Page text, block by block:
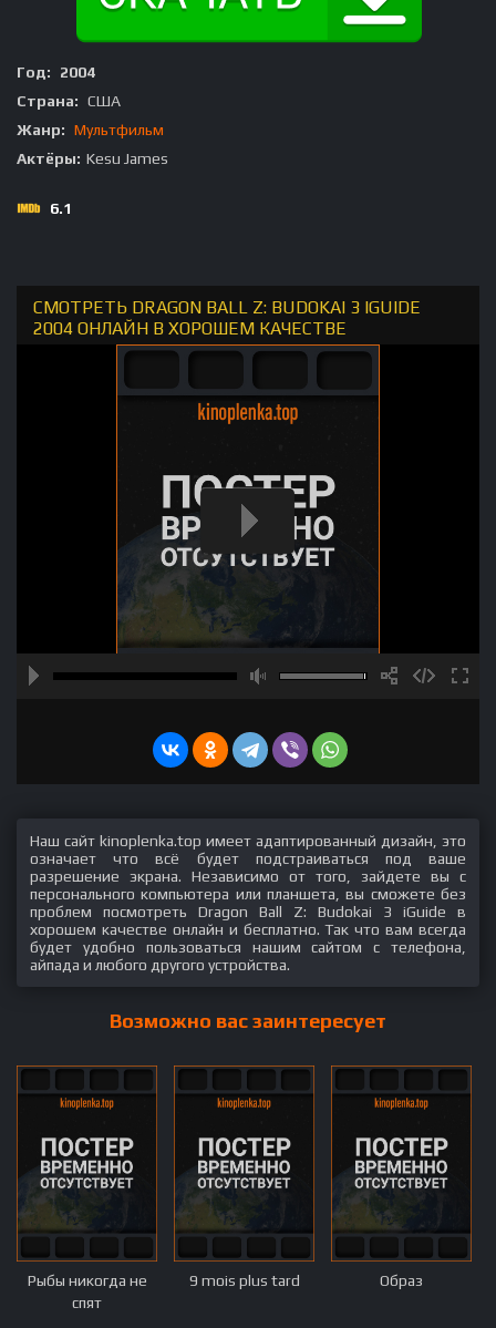
Год:
2004
Страна: США
Жанр: Мультфильм
Актёры: Kesu James
6.1
СМОТРЕТЬ DRAGON BALL Z: BUDOKAI 3 IGUIDE
2004 ОНЛАЙН В ХОРОШЕМ КАЧЕСТВЕ
Наш сайт kinoplenka.top имеет адаптированный дизайн, это
означает что всё будет подстраиваться под ваше
разрешение экрана. Независимо от того, зайдете вы с
персонального компьютера или планшета, вы сможете без
проблем посмотреть Dragon Ball Z: Budokai 3 iGuide в
хорошем качестве онлайн и бесплатно. Так что вам всегда
будет удобно пользоваться нашим сайтом с телефона,
айпада и любого другого устройства.
Возможно вас заинтересует
Рыбы никогда не
спят
9 mois plus tard Образ